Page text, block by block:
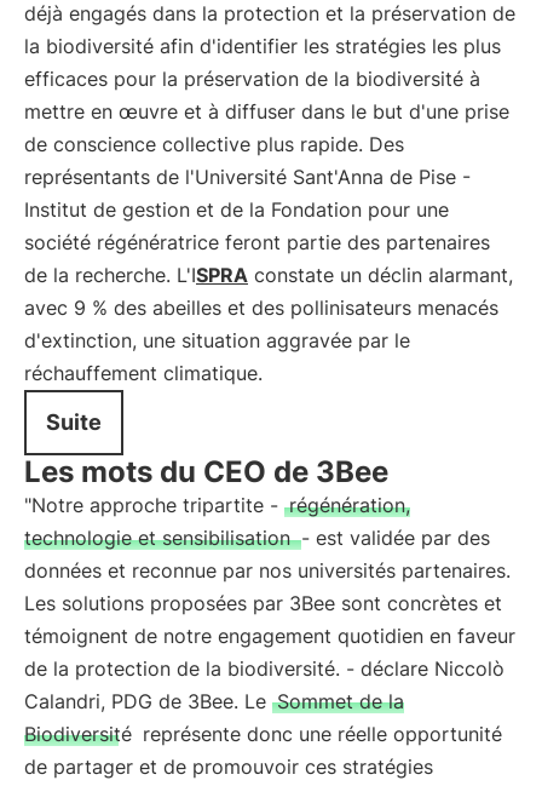
déjà engagés dans la protection et la préservation de
la biodiversité afin d'identifier les stratégies les plus
efficaces pour la préservation de la biodiversité à
mettre en œuvre et à diffuser dans le but d'une prise
de conscience collective plus rapide. Des
représentants de l'Université Sant'Anna de Pise -
Institut de gestion et de la Fondation pour une
société régénératrice feront partie des partenaires
de la recherche. L'ISPRA constate un déclin alarmant,
avec 9 % des abeilles et des pollinisateurs menacés
d'extinction, une situation aggravée par le
réchauffement climatique.
Suite
Les mots du CEO de 3Bee
"Notre approche tripartite - régénération,
technologie et sensibilisation - est validée par des
données et reconnue par nos universités partenaires.
Les solutions proposées par 3Bee sont concrètes et
témoignent de notre engagement quotidien en faveur
de la protection de la biodiversité. - déclare Niccolò
Calandri, PDG de 3Bee. Le Sommet de la
Biodiversité représente donc une réelle opportunité
de partager et de promouvoir ces stratégies